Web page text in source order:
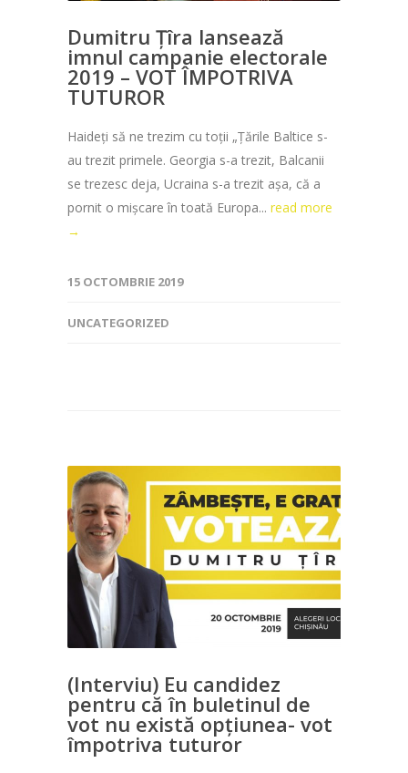
Dumitru Țîra lansează
imnul campanie electorale
2019 – VOT ÎMPOTRIVA
TUTUROR
Haideți să ne trezim cu toții „Țările Baltice s-
au trezit primele. Georgia s-a trezit, Balcanii
se trezesc deja, Ucraina s-a trezit așa, că a
pornit o mișcare în toată Europa... read more
→
15 OCTOMBRIE 2019
UNCATEGORIZED
(Interviu) Eu candidez
pentru că în buletinul de
vot nu există opțiunea- vot
împotriva tuturor